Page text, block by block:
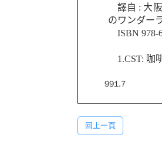
譯自 : 大
のワンダー
ISBN 978-
1.CST: 咖
991.7
回上一頁